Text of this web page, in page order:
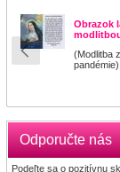
Obrazok
(Modlitba
pandémie)
Odporučte nás
Podeľte sa o pozitívnu